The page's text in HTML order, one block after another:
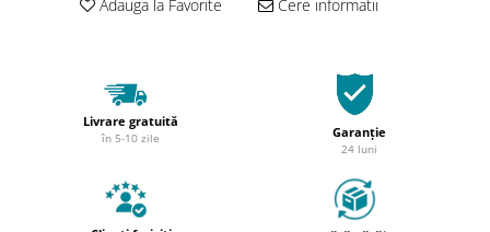
Adauga la Favorite Cere informatii
Livrare gratuită
în 5-10 zile Garanție
24 luni